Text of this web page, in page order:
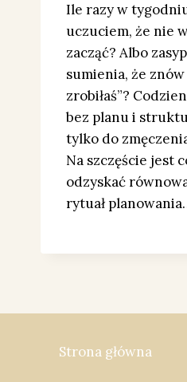
Ile razy w
uczuciem, że nie
zacząć? Albo
sumienia, że
zrobiłaś”?
bez planu i
tylko do
Na szczęście jest
odzyskać
rytuał
Strona główna